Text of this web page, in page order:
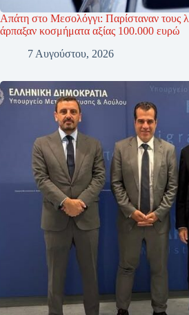
Απάτη στο Μεσολόγγι: Παρίσταναν τους
άρπαξαν κοσμήματα αξίας 100.000 ευρώ
7 Αυγούστου, 2026